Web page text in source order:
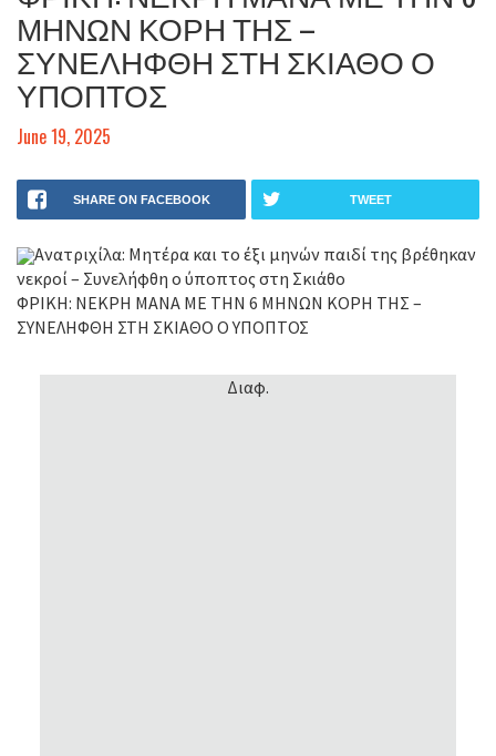
ΜΗΝΩΝ ΚΟΡΗ ΤΗΣ –
ΣΥΝΕΛΗΦΘΗ ΣΤΗ ΣΚΙΑΘΟ Ο
ΥΠΟΠΤΟΣ
June 19, 2025
SHARE ON FACEBOOK TWEET
Ανατριχίλα: Μητέρα και το έξι μηνών παιδί της βρέθηκαν
νεκροί – Συνελήφθη ο ύποπτος στη Σκιάθο
ΦΡΙΚΗ: ΝΕΚΡΗ ΜΑΝΑ ΜΕ ΤΗΝ 6 ΜΗΝΩΝ ΚΟΡΗ ΤΗΣ –
ΣΥΝΕΛΗΦΘΗ ΣΤΗ ΣΚΙΑΘΟ Ο ΥΠΟΠΤΟΣ
Διαφ.